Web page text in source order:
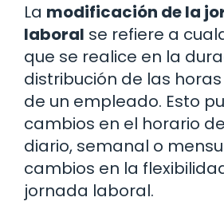
La modificación de la
laboral se refiere a
que se realice en la
distribución de las
de un empleado. Esto
cambios en el horario
diario, semanal o
cambios en la
jornada laboral.